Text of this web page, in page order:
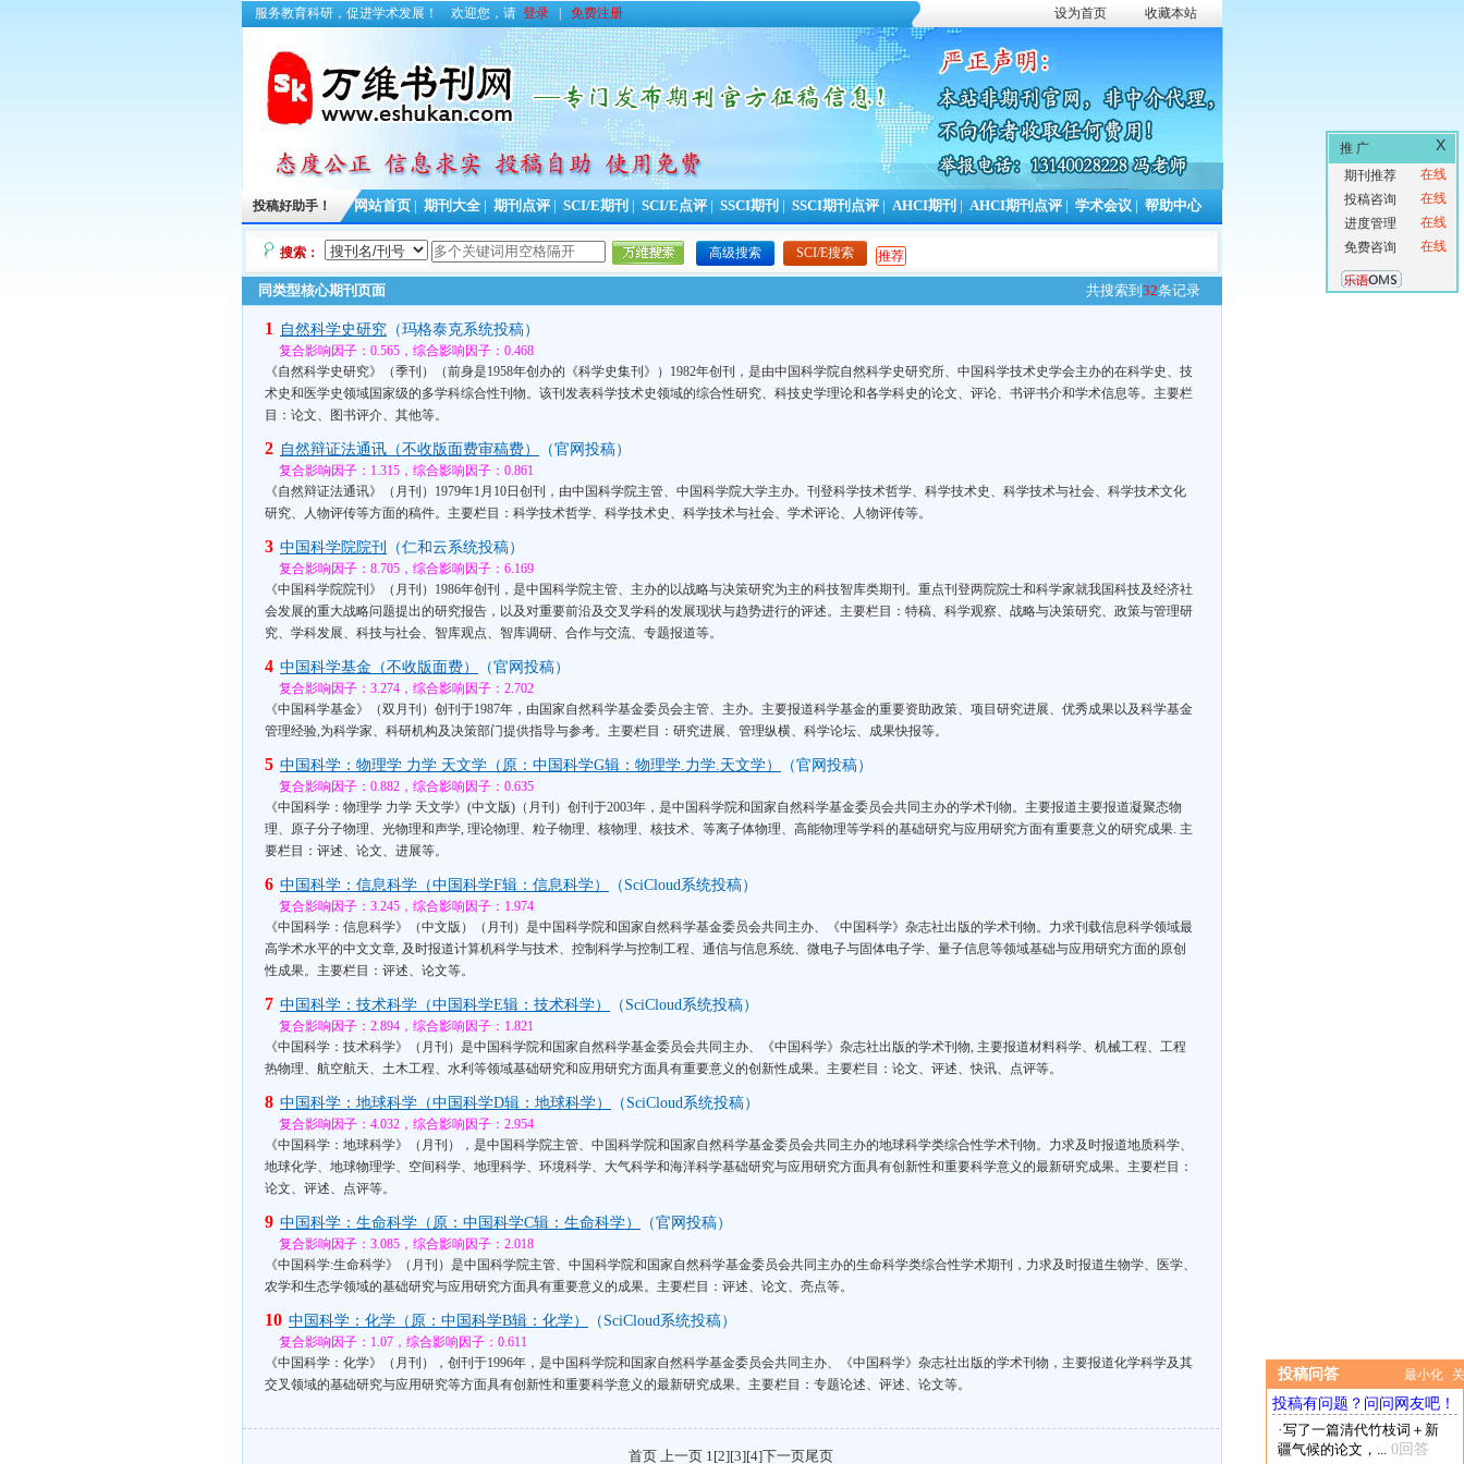
服务教育科研，促进学术发展！ 欢迎您，请 登录 免费注册 设为首页 收藏本站
投稿好助手！ 网站首页 期刊大全 期刊点评 SCI/E期刊 SCI/E点评 SSCI期刊 SSCI期刊点评 AHCI期刊 AHCI期刊点评 学术会议 帮助中心
搜索： 高级搜索 SCI/E搜索 推荐
投稿问答 最小化
投稿有问题？问问网友吧！
·写了一篇清代竹枝词＋新
疆气候的论文，... 0回答
同类型核心期刊页面 共搜索到 32条记录
1 自然科学史研究 （玛格泰克系统投稿）
复合影响因子：0.565，综合影响因子：0.468
《自然科学史研究》（季刊）（前身是1958年创办的《科学史集刊》）1982年创刊，是由中国科学院自然科学史研究所、中国科学技术史学会主办的在科学史、技
术史和医学史领域国家级的多学科综合性刊物。该刊发表科学技术史领域的综合性研究、科技史学理论和各学科史的论文、评论、书评书介和学术信息等。主要栏
目：论文、图书评介、其他等。
2 自然辩证法通讯（不收版面费审稿费） （官网投稿）
复合影响因子：1.315，综合影响因子：0.861
《自然辩证法通讯》（月刊）1979年1月10日创刊，由中国科学院主管、中国科学院大学主办。刊登科学技术哲学、科学技术史、科学技术与社会、科学技术文化
研究、人物评传等方面的稿件。主要栏目：科学技术哲学、科学技术史、科学技术与社会、学术评论、人物评传等。
3 中国科学院院刊 （仁和云系统投稿）
复合影响因子：8.705，综合影响因子：6.169
《中国科学院院刊》（月刊）1986年创刊，是中国科学院主管、主办的以战略与决策研究为主的科技智库类期刊。重点刊登两院院士和科学家就我国科技及经济社
会发展的重大战略问题提出的研究报告，以及对重要前沿及交叉学科的发展现状与趋势进行的评述。主要栏目：特稿、科学观察、战略与决策研究、政策与管理研
究、学科发展、科技与社会、智库观点、智库调研、合作与交流、专题报道等。
4 中国科学基金（不收版面费） （官网投稿）
复合影响因子：3.274，综合影响因子：2.702
《中国科学基金》（双月刊）创刊于1987年，由国家自然科学基金委员会主管、主办。主要报道科学基金的重要资助政策、项目研究进展、优秀成果以及科学基金
管理经验,为科学家、科研机构及决策部门提供指导与参考。主要栏目：研究进展、管理纵横、科学论坛、成果快报等。
5 中国科学：物理学 力学 天文学（原：中国科学G辑：物理学.力学.天文学） （官网投稿）
复合影响因子：0.882，综合影响因子：0.635
《中国科学：物理学 力学 天文学》(中文版)（月刊）创刊于2003年，是中国科学院和国家自然科学基金委员会共同主办的学术刊物。主要报道主要报道凝聚态物
理、原子分子物理、光物理和声学, 理论物理、粒子物理、核物理、核技术、等离子体物理、高能物理等学科的基础研究与应用研究方面有重要意义的研究成果. 主
要栏目：评述、论文、进展等。
6 中国科学：信息科学（中国科学F辑：信息科学） （SciCloud系统投稿）
复合影响因子：3.245，综合影响因子：1.974
《中国科学：信息科学》（中文版）（月刊）是中国科学院和国家自然科学基金委员会共同主办、《中国科学》杂志社出版的学术刊物。力求刊载信息科学领域最
高学术水平的中文文章, 及时报道计算机科学与技术、控制科学与控制工程、通信与信息系统、微电子与固体电子学、量子信息等领域基础与应用研究方面的原创
性成果。主要栏目：评述、论文等。
7 中国科学：技术科学（中国科学E辑：技术科学） （SciCloud系统投稿）
复合影响因子：2.894，综合影响因子：1.821
《中国科学：技术科学》（月刊）是中国科学院和国家自然科学基金委员会共同主办、《中国科学》杂志社出版的学术刊物, 主要报道材料科学、机械工程、工程
热物理、航空航天、土木工程、水利等领域基础研究和应用研究方面具有重要意义的创新性成果。主要栏目：论文、评述、快讯、点评等。
8 中国科学：地球科学（中国科学D辑：地球科学） （SciCloud系统投稿）
复合影响因子：4.032，综合影响因子：2.954
《中国科学：地球科学》（月刊），是中国科学院主管、中国科学院和国家自然科学基金委员会共同主办的地球科学类综合性学术刊物。力求及时报道地质科学、
地球化学、地球物理学、空间科学、地理科学、环境科学、大气科学和海洋科学基础研究与应用研究方面具有创新性和重要科学意义的最新研究成果。主要栏目：
论文、评述、点评等。
9 中国科学：生命科学（原：中国科学C辑：生命科学） （官网投稿）
复合影响因子：3.085，综合影响因子：2.018
《中国科学:生命科学》（月刊）是中国科学院主管、中国科学院和国家自然科学基金委员会共同主办的生命科学类综合性学术期刊，力求及时报道生物学、医学、
农学和生态学领域的基础研究与应用研究方面具有重要意义的成果。主要栏目：评述、论文、亮点等。
10 中国科学：化学（原：中国科学B辑：化学） （SciCloud系统投稿）
复合影响因子：1.07，综合影响因子：0.611
《中国科学：化学》（月刊），创刊于1996年，是中国科学院和国家自然科学基金委员会共同主办、《中国科学》杂志社出版的学术刊物，主要报道化学科学及其
交叉领域的基础研究与应用研究等方面具有创新性和重要科学意义的最新研究成果。主要栏目：专题论述、评述、论文等。
首页 上一页 1[2][3][4]下一页尾页
X
推 广
在线
期刊推荐
在线
投稿咨询
在线
进度管理
在线
免费咨询